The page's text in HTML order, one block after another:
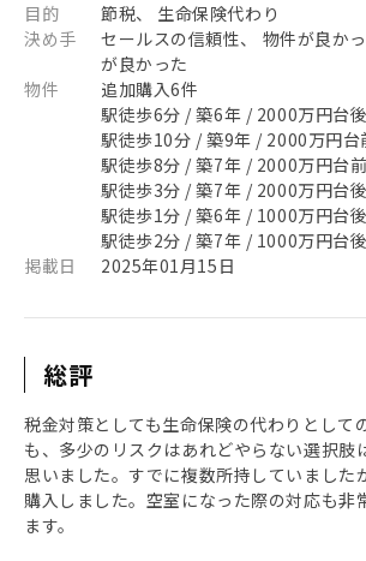
目的
節税、 生命保険代わり
決め手
セールスの信頼性、 物件が良か
が良かった
物件
追加購入6件
駅徒歩6分 / 築6年 / 2000万円台
駅徒歩10分 / 築9年 / 2000万円台
駅徒歩8分 / 築7年 / 2000万円台
駅徒歩3分 / 築7年 / 2000万円台
駅徒歩1分 / 築6年 / 1000万円台
駅徒歩2分 / 築7年 / 1000万円台
掲載日
2025年01月15日
総評
税金対策としても生命保険の代わりとして
も、多少のリスクはあれどやらない選択肢
思いました。すでに複数所持していました
購入しました。空室になった際の対応も非
ます。